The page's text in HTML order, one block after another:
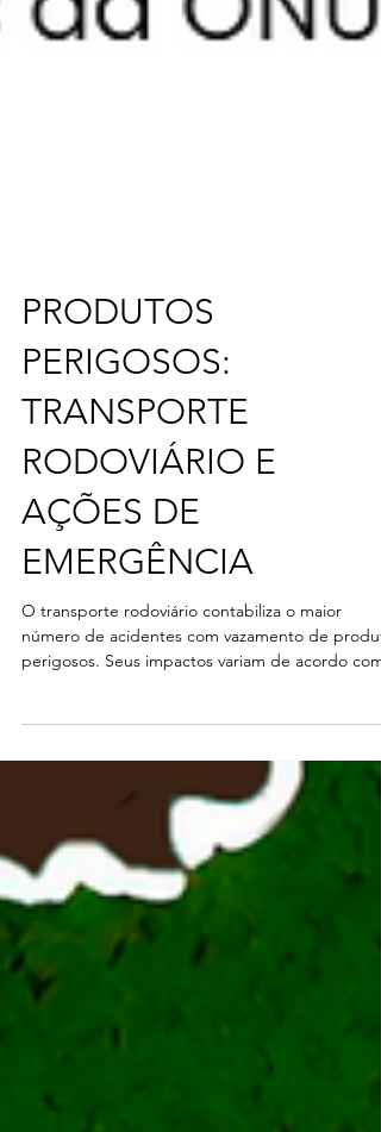
PRODUTOS
PERIGOSOS:
TRANSPORTE
RODOVIÁRIO E
AÇÕES DE
EMERGÊNCIA
O transporte rodoviário contabiliza o maior